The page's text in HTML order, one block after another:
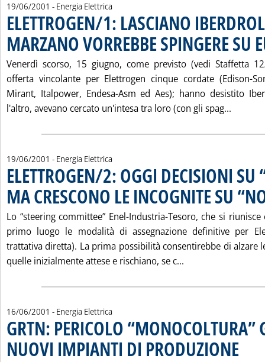
19/06/2001 - Energia Elettrica
ELETTROGEN/1: LASCIANO
MARZANO VORREBBE SPINGERE SU
Venerdì scorso, 15 giugno, come previsto (vedi Staffetta
offerta vincolante per Elettrogen cinque cordate (Edison-
Mirant, Italpower, Endesa-Asm ed Aes); hanno desistito
l'altro, avevano cercato un'intesa tra loro (con gli spag...
19/06/2001 - Energia Elettrica
ELETTROGEN/2: OGGI DECISIONI SU
MA CRESCONO LE INCOGNITE SU
Lo “steering committee” Enel-Industria-Tesoro, che si
primo luogo le modalità di assegnazione definitive per
trattativa diretta). La prima possibilità consentirebbe di alzare
quelle inizialmente attese e rischiano, se c...
16/06/2001 - Energia Elettrica
GRTN: PERICOLO “MONOCOLTURA”
NUOVI IMPIANTI DI PRODUZIONE